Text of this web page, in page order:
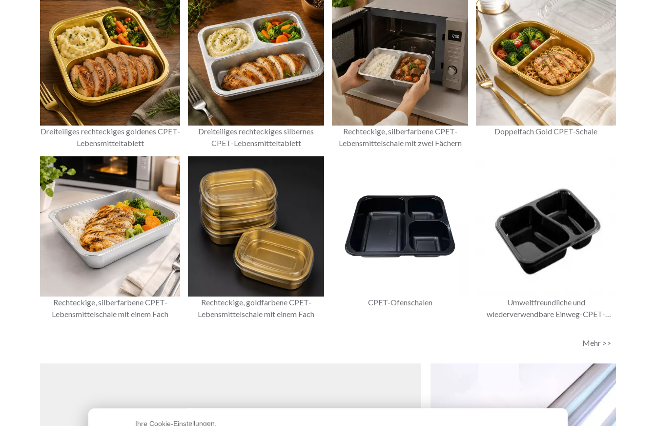
Dreiteiliges rechteckiges goldenes CPET-
Lebensmitteltablett
Dreiteiliges rechteckiges silbernes
CPET-Lebensmitteltablett
Rechteckige, silberfarbene CPET-
Lebensmittelschale mit zwei Fächern
Doppelfach Gold CPET-Schale
Rechteckige, silberfarbene CPET-
Lebensmittelschale mit einem Fach
Rechteckige, goldfarbene CPET-
Lebensmittelschale mit einem Fach
CPET-Ofenschalen
Umweltfreundliche und
wiederverwendbare Einweg-CPET-
Mehr >>
Ihre Cookie-Einstellungen.